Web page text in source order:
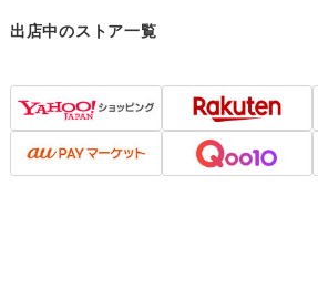
出店中のストア一覧